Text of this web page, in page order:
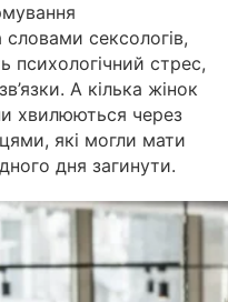
сексологів,
психологічний стрес,
А кілька жінок
хвилюються через
які могли мати
дня загинути.